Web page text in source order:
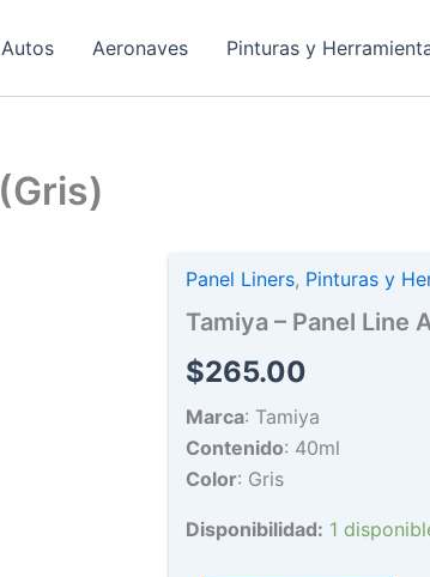
Autos Aeronaves Pinturas y
Panel Liners, Pinturas y
Tamiya – Panel Line
$265.00
Marca: Tamiya
Contenido: 40ml
Color: Gris
Disponibilidad: 1